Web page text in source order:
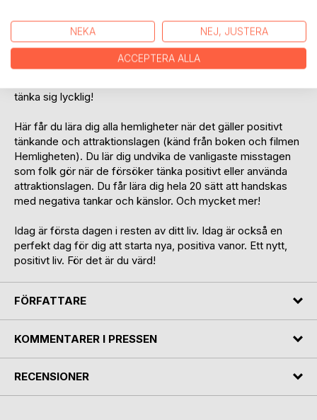
var det som gick snett?
Är det verkligen möjligt att tänka sig lycklig?
tänka sig lycklig!
Här får du lära dig alla hemligheter när det gäller positivt
tänkande och attraktionslagen (känd från boken och filmen
Hemligheten). Du lär dig undvika de vanligaste misstagen
som folk gör när de försöker tänka positivt eller använda
attraktionslagen. Du får lära dig hela 20 sätt att handskas
med negativa tankar och känslor. Och mycket mer!
Idag är första dagen i resten av ditt liv. Idag är också en
perfekt dag för dig att starta nya, positiva vanor. Ett nytt,
positivt liv. För det är du värd!
FÖRFATTARE
KOMMENTARER I PRESSEN
RECENSIONER
NEKA NEJ, JUSTERA
ACCEPTERA ALLA